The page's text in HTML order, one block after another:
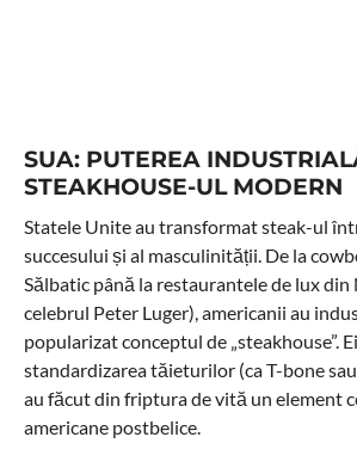
SUA: PUTEREA
STEAKHOUSE-UL MODERN
Statele Unite au transformat steak-ul
succesului și al masculinității. De la
Sălbatic până la restaurantele de lux din
celebrul Peter Luger), americanii au
popularizat conceptul de „steakhouse”.
standardizarea tăieturilor (ca T-bone
au făcut din friptura de vită un element
americane postbelice.